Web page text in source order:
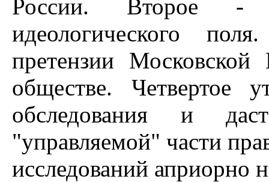
России. Второе -
идеологического
претензии
обществе. Четвертое
обследования и
"управляемой" части
исследований априорно